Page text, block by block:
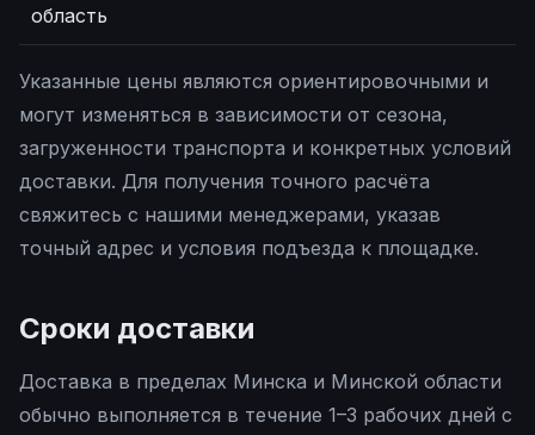
область
Указанные цены являются ориентировочными и
могут изменяться в зависимости от сезона,
загруженности транспорта и конкретных условий
доставки. Для получения точного расчёта
свяжитесь с нашими менеджерами, указав
точный адрес и условия подъезда к площадке.
Сроки доставки
Доставка в пределах Минска и Минской области
обычно выполняется в течение 1–3 рабочих дней с